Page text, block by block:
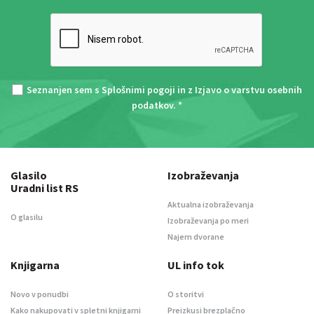
Seznanjen sem s Splošnimi pogoji in z Izjavo o varstvu osebnih
podatkov. *
Glasilo
Uradni list RS
O glasilu
Izobraževanja
Aktualna izobraževanja
Izobraževanja po meri
Najem dvorane
Knjigarna
Novo v ponudbi
Kako nakupovati v spletni knjigarni
UL info tok
O storitvi
Preizkusi brezplačno